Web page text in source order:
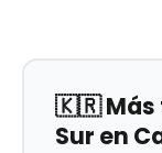
🇰🇷 Más
Sur en